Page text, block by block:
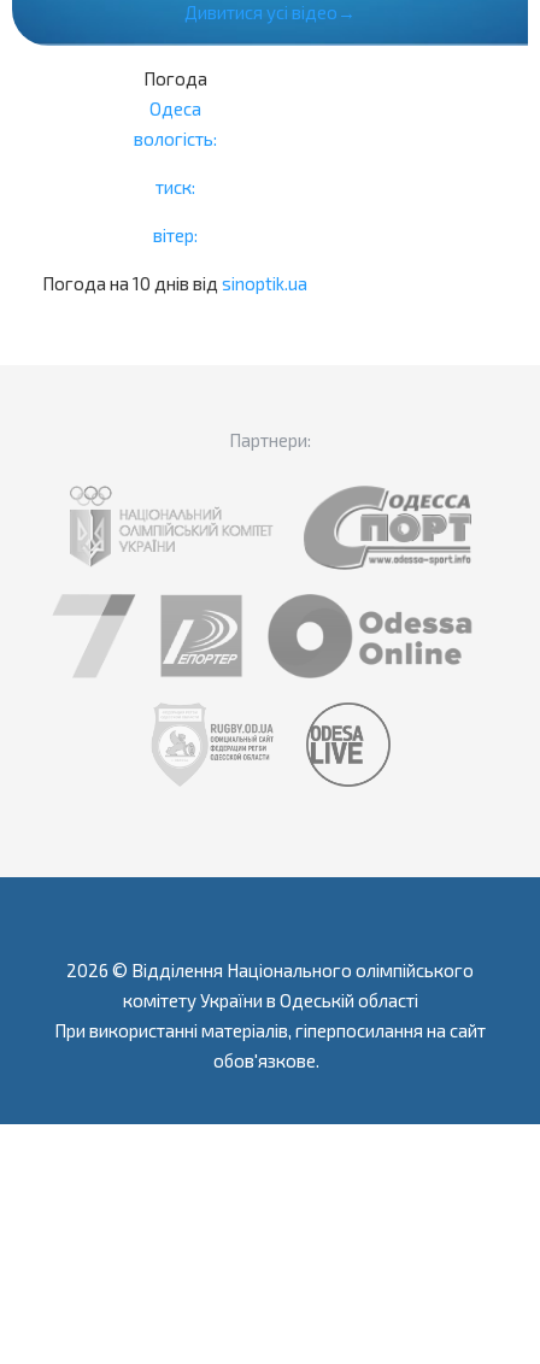
Дивитися усі відео→
Погода
Одеса
вологість:
тиск:
вітер:
Погода на 10 днів від sinoptik.ua
Партнери:
2026 © Відділення Національного олімпійського
комітету України в Одеській області
При використанні матеріалів, гіперпосилання на сайт
обов'язкове.